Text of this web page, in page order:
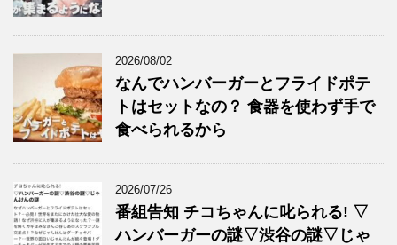
2026/08/02
なんでハンバーガーとフライドポテ
トはセットなの？ 食器を使わず手で
食べられるから
2026/07/26
番組告知 チコちゃんに叱られる! ▽
ハンバーガーの謎▽渋谷の謎▽じゃ